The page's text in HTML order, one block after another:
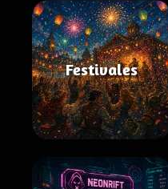
Festivales